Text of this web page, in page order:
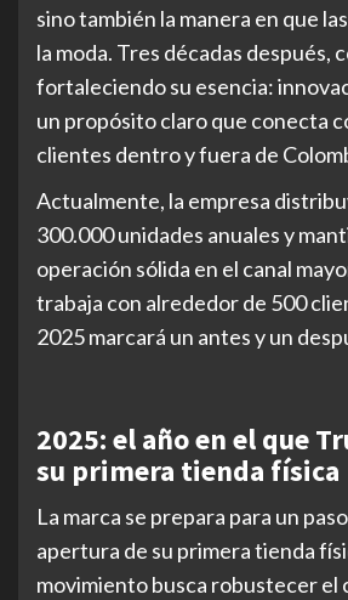
sino también la manera en que
la moda. Tres décadas después,
fortaleciendo su esencia:
un propósito claro que conecta
clientes dentro y fuera de
Actualmente, la empresa
300.000 unidades anuales y
operación sólida en el canal
trabaja con alrededor de 500
2025 marcará un antes y un
2025: el año en el que
su primera tienda física
La marca se prepara para un
apertura de su primera tienda
movimiento busca robustecer el